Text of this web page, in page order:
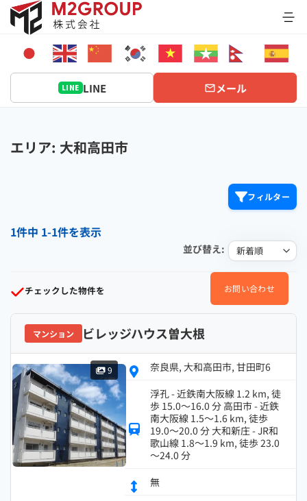
Bỏ
qua
dung
LINE LINE メール
エリア: 大和高田市
フィルター
1件中 1-1件を表示
並び替え:
チェックした物件を お問い合わせ
マンション ビレッジハウス曽大根
9
奈良県, 大和高田市, 甘田町6
浮孔 - 近鉄南大阪線 1.2 km, 徒
歩 15.0～16.0 分 高田市 - 近鉄
南大阪線 1.5～1.6 km, 徒歩
19.0～20.0 分 大和新庄 - JR和
歌山線 1.8～1.9 km, 徒歩 23.0
～24.0 分
無